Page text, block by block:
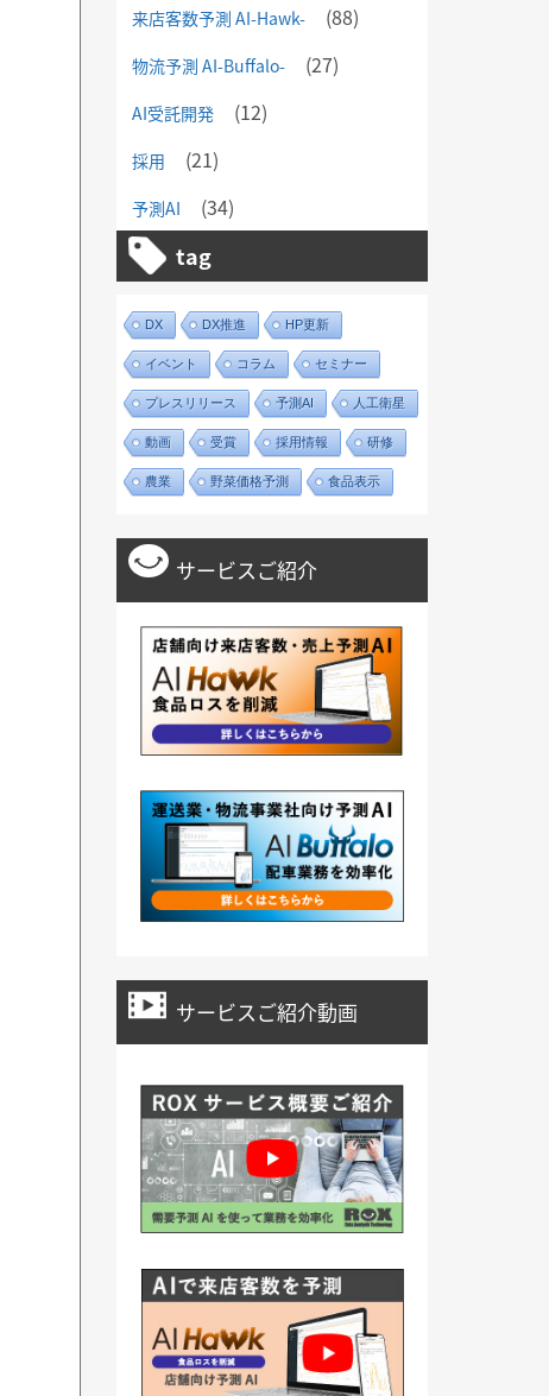
来店客数予測 AI-Hawk- (88)
物流予測 AI-Buffalo- (27)
AI受託開発 (12)
採用 (21)
予測AI (34)
tag
DX DX推進 HP更新
イベント コラム セミナー
プレスリリース 予測AI 人工衛星
動画 受賞 採用情報 研修
農業 野菜価格予測 食品表示
サービスご紹介
サービスご紹介動画